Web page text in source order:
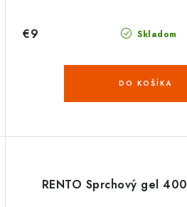
Skladom
€9
DO KOŠÍKA
RENTO Sprchový gel